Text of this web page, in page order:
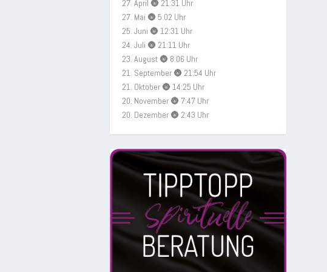
27. April 🌚 21:31 Uhr
27. Mai 🌚 5:02 Uhr
25. Juni 🌚 12:31 Uhr
24. Juli 🌚 21:11 Uhr
23. August 🌚 8:06 Uhr
21. September 🌚 21:54 Uhr
21. Oktober 🌚 14:25 Uhr
20. November 🌚 7:47 Uhr
20. Dezember 🌚 2:43 Uhr